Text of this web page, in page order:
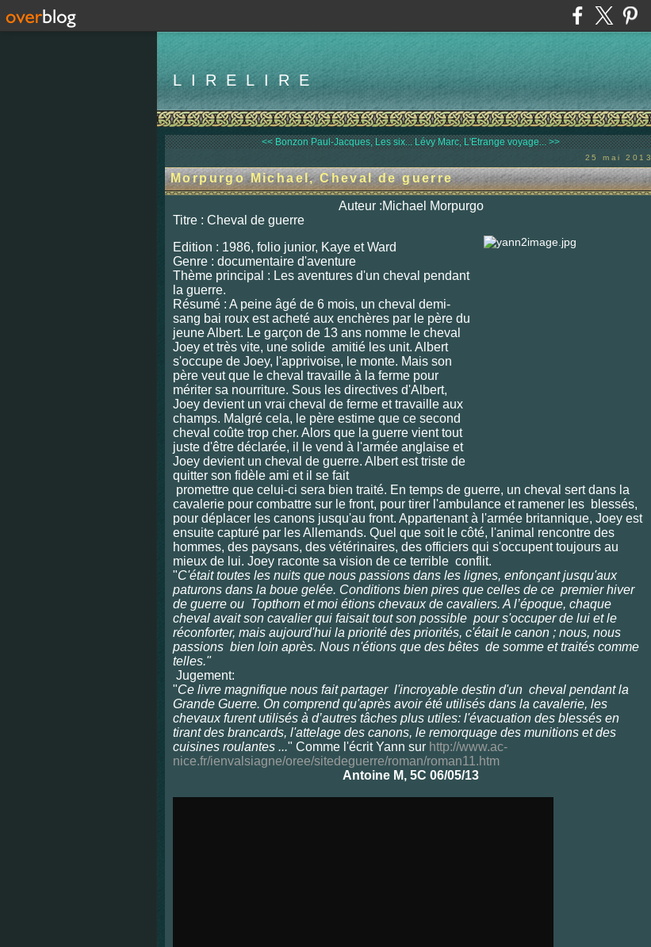
LIRELIRE
<< Bonzon Paul-Jacques, Les six... Lévy Marc, L'Etrange voyage... >>
25 mai 2013
Morpurgo Michael, Cheval de guerre
Auteur :Michael Morpurgo
Titre : Cheval de guerre
Edition : 1986, folio junior, Kaye et Ward
Genre : documentaire d'aventure
Thème principal : Les aventures d'un cheval pendant
la guerre.
Résumé : A peine âgé de 6 mois, un cheval demi-
sang bai roux est acheté aux enchères par le père du
jeune Albert. Le garçon de 13 ans nomme le cheval
Joey et très vite, une solide amitié les unit. Albert
s'occupe de Joey, l'apprivoise, le monte. Mais son
père veut que le cheval travaille à la ferme pour
mériter sa nourriture. Sous les directives d'Albert,
Joey devient un vrai cheval de ferme et travaille aux
champs. Malgré cela, le père estime que ce second
cheval coûte trop cher. Alors que la guerre vient tout
juste d'être déclarée, il le vend à l'armée anglaise et
Joey devient un cheval de guerre. Albert est triste de
quitter son fidèle ami et il se fait
promettre que celui-ci sera bien traité. En temps de guerre, un cheval sert dans la
cavalerie pour combattre sur le front, pour tirer l'ambulance et ramener les blessés,
pour déplacer les canons jusqu'au front. Appartenant à l'armée britannique, Joey est
ensuite capturé par les Allemands. Quel que soit le côté, l'animal rencontre des
hommes, des paysans, des vétérinaires, des officiers qui s'occupent toujours au
mieux de lui. Joey raconte sa vision de ce terrible conflit.
"C'était toutes les nuits que nous passions dans les lignes, enfonçant jusqu'aux
paturons dans la boue gelée. Conditions bien pires que celles de ce premier hiver
de guerre ou Topthorn et moi étions chevaux de cavaliers. A l’époque, chaque
cheval avait son cavalier qui faisait tout son possible pour s'occuper de lui et le
réconforter, mais aujourd'hui la priorité des priorités, c'était le canon ; nous, nous
passions bien loin après. Nous n'étions que des bêtes de somme et traités comme
telles."
Jugement:
"Ce livre magnifique nous fait partager l'incroyable destin d'un cheval pendant la
Grande Guerre. On comprend qu'après avoir été utilisés dans la cavalerie, les
chevaux furent utilisés à d’autres tâches plus utiles: l'évacuation des blessés en
tirant des brancards, l'attelage des canons, le remorquage des munitions et des
cuisines roulantes ..." Comme l'écrit Yann sur http://www.ac-
nice.fr/ienvalsiagne/oree/sitedeguerre/roman/roman11.htm
Antoine M, 5C 06/05/13